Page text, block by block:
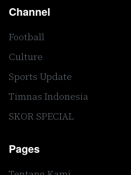
Channel
Football
Culture
Sports Update
Timnas Indonesia
SKOR SPECIAL
Pages